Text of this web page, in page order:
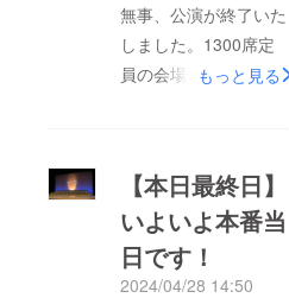
無事、公演が終了いた
しました。1300席定
員の会場を埋め尽くす
かな拍手やご感想を頂
いたこと、そして目標
を超える多くのご寄付
を頂きましたこと、望
もっと見る
【本日最終日】
いよいよ本番当
日です！
2024/04/28 14:50